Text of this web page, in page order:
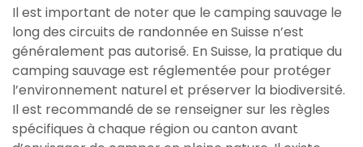
Il est important de noter que le camping sauvage le
long des circuits de randonnée en Suisse n’est
généralement pas autorisé. En Suisse, la pratique du
camping sauvage est réglementée pour protéger
l’environnement naturel et préserver la biodiversité.
Il est recommandé de se renseigner sur les règles
spécifiques à chaque région ou canton avant